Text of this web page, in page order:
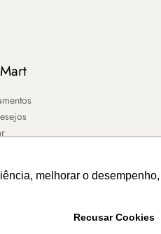
melhorar o
Recusar Cookies
2026